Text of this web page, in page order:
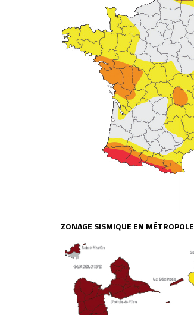
ZONAGE SISMIQUE EN MÉTROPOLE